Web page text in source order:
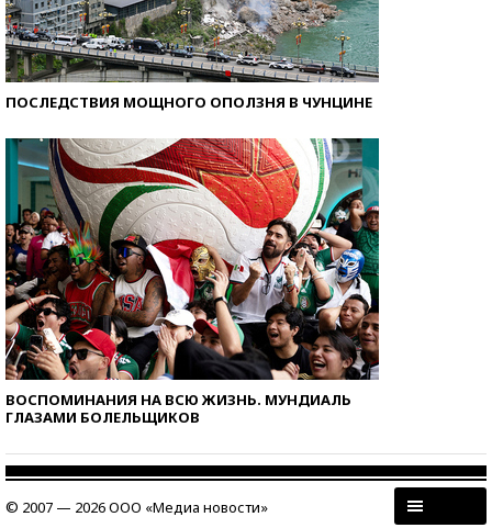
ПОСЛЕДСТВИЯ МОЩНОГО ОПОЛЗНЯ В ЧУНЦИНЕ
ВОСПОМИНАНИЯ НА ВСЮ ЖИЗНЬ. МУНДИАЛЬ
ГЛАЗАМИ БОЛЕЛЬЩИКОВ
© 2007 — 2026 ООО «Медиа новости»